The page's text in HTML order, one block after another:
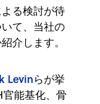
る検討が待
て、当社の
介します。
Levinらが挙
能基化、骨